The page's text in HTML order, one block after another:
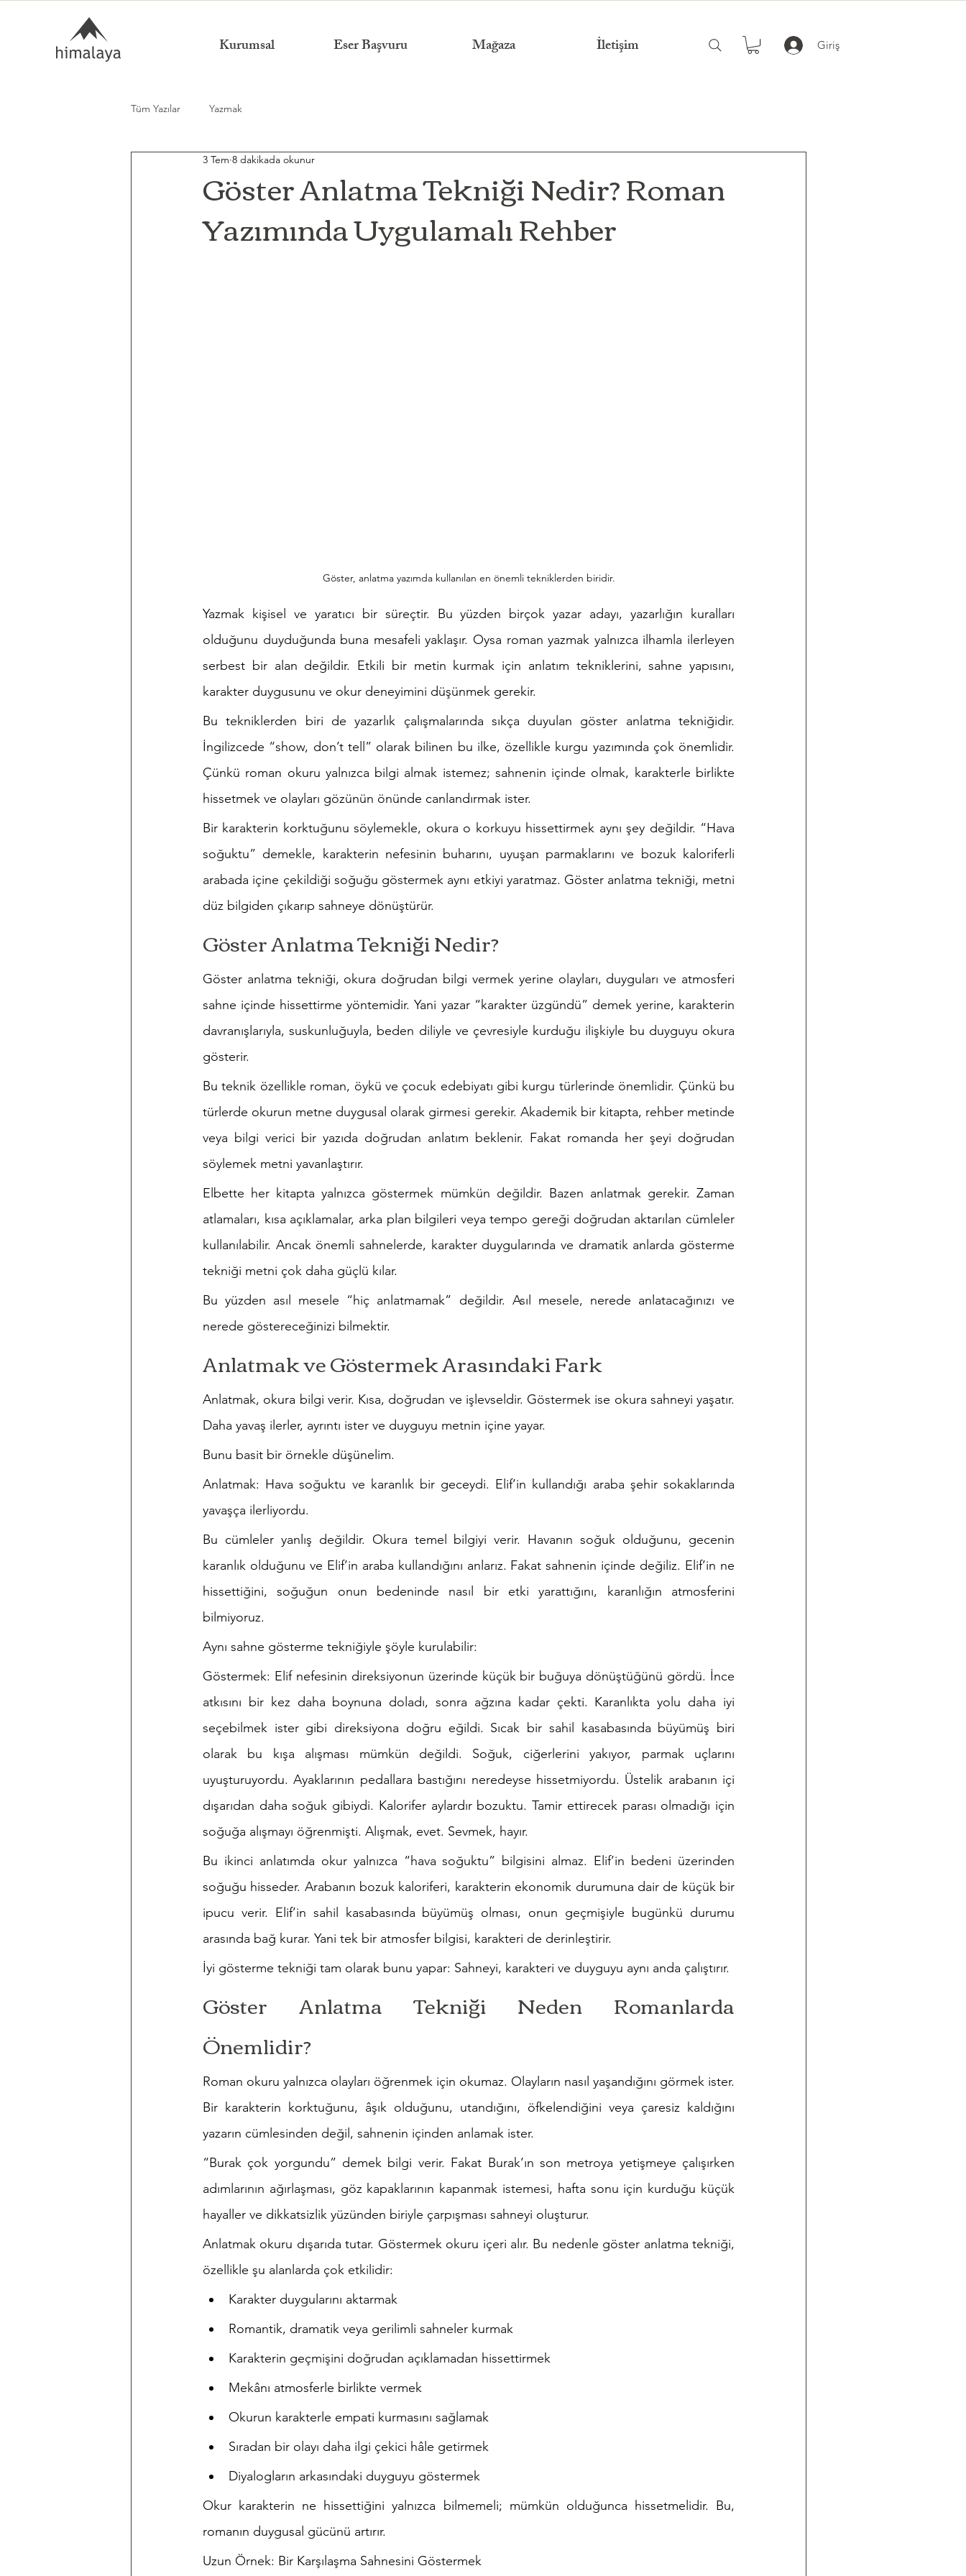
Kurumsal Eser Başvuru Mağaza İletişim Giriş
Tüm Yazılar Yazmak
Göster Anlatma Tekniği Nedir? Roman
Yazımında Uygulamalı Rehber
3 Tem 8 dakikada okunur
Göster, anlatma yazımda kullanılan en önemli tekniklerden biridir.
Yazmak kişisel ve yaratıcı bir süreçtir. Bu yüzden birçok yazar adayı, yazarlığın kuralları
olduğunu duyduğunda buna mesafeli yaklaşır. Oysa roman yazmak yalnızca ilhamla ilerleyen
serbest bir alan değildir. Etkili bir metin kurmak için anlatım tekniklerini, sahne yapısını,
karakter duygusunu ve okur deneyimini düşünmek gerekir.
Bu tekniklerden biri de yazarlık çalışmalarında sıkça duyulan göster anlatma tekniğidir.
İngilizcede “show, don’t tell” olarak bilinen bu ilke, özellikle kurgu yazımında çok önemlidir.
Çünkü roman okuru yalnızca bilgi almak istemez; sahnenin içinde olmak, karakterle birlikte
hissetmek ve olayları gözünün önünde canlandırmak ister.
Bir karakterin korktuğunu söylemekle, okura o korkuyu hissettirmek aynı şey değildir. “Hava
soğuktu” demekle, karakterin nefesinin buharını, uyuşan parmaklarını ve bozuk kaloriferli
arabada içine çekildiği soğuğu göstermek aynı etkiyi yaratmaz. Göster anlatma tekniği, metni
düz bilgiden çıkarıp sahneye dönüştürür.
Göster Anlatma Tekniği Nedir?
Göster anlatma tekniği, okura doğrudan bilgi vermek yerine olayları, duyguları ve atmosferi
sahne içinde hissettirme yöntemidir. Yani yazar “karakter üzgündü” demek yerine, karakterin
davranışlarıyla, suskunluğuyla, beden diliyle ve çevresiyle kurduğu ilişkiyle bu duyguyu okura
gösterir.
Bu teknik özellikle roman, öykü ve çocuk edebiyatı gibi kurgu türlerinde önemlidir. Çünkü bu
türlerde okurun metne duygusal olarak girmesi gerekir. Akademik bir kitapta, rehber metinde
veya bilgi verici bir yazıda doğrudan anlatım beklenir. Fakat romanda her şeyi doğrudan
söylemek metni yavanlaştırır.
Elbette her kitapta yalnızca göstermek mümkün değildir. Bazen anlatmak gerekir. Zaman
atlamaları, kısa açıklamalar, arka plan bilgileri veya tempo gereği doğrudan aktarılan cümleler
kullanılabilir. Ancak önemli sahnelerde, karakter duygularında ve dramatik anlarda gösterme
tekniği metni çok daha güçlü kılar.
Bu yüzden asıl mesele “hiç anlatmamak” değildir. Asıl mesele, nerede anlatacağınızı ve
nerede göstereceğinizi bilmektir.
Anlatmak ve Göstermek Arasındaki Fark
Anlatmak, okura bilgi verir. Kısa, doğrudan ve işlevseldir. Göstermek ise okura sahneyi yaşatır.
Daha yavaş ilerler, ayrıntı ister ve duyguyu metnin içine yayar.
Bunu basit bir örnekle düşünelim.
Anlatmak: Hava soğuktu ve karanlık bir geceydi. Elif’in kullandığı araba şehir sokaklarında
yavaşça ilerliyordu.
Bu cümleler yanlış değildir. Okura temel bilgiyi verir. Havanın soğuk olduğunu, gecenin
karanlık olduğunu ve Elif’in araba kullandığını anlarız. Fakat sahnenin içinde değiliz. Elif’in ne
hissettiğini, soğuğun onun bedeninde nasıl bir etki yarattığını, karanlığın atmosferini
bilmiyoruz.
Aynı sahne gösterme tekniğiyle şöyle kurulabilir:
Göstermek: Elif nefesinin direksiyonun üzerinde küçük bir buğuya dönüştüğünü gördü. İnce
atkısını bir kez daha boynuna doladı, sonra ağzına kadar çekti. Karanlıkta yolu daha iyi
seçebilmek ister gibi direksiyona doğru eğildi. Sıcak bir sahil kasabasında büyümüş biri
olarak bu kışa alışması mümkün değildi. Soğuk, ciğerlerini yakıyor, parmak uçlarını
uyuşturuyordu. Ayaklarının pedallara bastığını neredeyse hissetmiyordu. Üstelik arabanın içi
dışarıdan daha soğuk gibiydi. Kalorifer aylardır bozuktu. Tamir ettirecek parası olmadığı için
soğuğa alışmayı öğrenmişti. Alışmak, evet. Sevmek, hayır.
Bu ikinci anlatımda okur yalnızca “hava soğuktu” bilgisini almaz. Elif’in bedeni üzerinden
soğuğu hisseder. Arabanın bozuk kaloriferi, karakterin ekonomik durumuna dair de küçük bir
ipucu verir. Elif’in sahil kasabasında büyümüş olması, onun geçmişiyle bugünkü durumu
arasında bağ kurar. Yani tek bir atmosfer bilgisi, karakteri de derinleştirir.
İyi gösterme tekniği tam olarak bunu yapar: Sahneyi, karakteri ve duyguyu aynı anda çalıştırır.
Göster Anlatma Tekniği Neden Romanlarda
Önemlidir?
Roman okuru yalnızca olayları öğrenmek için okumaz. Olayların nasıl yaşandığını görmek ister.
Bir karakterin korktuğunu, âşık olduğunu, utandığını, öfkelendiğini veya çaresiz kaldığını
yazarın cümlesinden değil, sahnenin içinden anlamak ister.
“Burak çok yorgundu” demek bilgi verir. Fakat Burak’ın son metroya yetişmeye çalışırken
adımlarının ağırlaşması, göz kapaklarının kapanmak istemesi, hafta sonu için kurduğu küçük
hayaller ve dikkatsizlik yüzünden biriyle çarpışması sahneyi oluşturur.
Anlatmak okuru dışarıda tutar. Göstermek okuru içeri alır. Bu nedenle göster anlatma tekniği,
özellikle şu alanlarda çok etkilidir:
Karakter duygularını aktarmak
Romantik, dramatik veya gerilimli sahneler kurmak
Karakterin geçmişini doğrudan açıklamadan hissettirmek
Mekânı atmosferle birlikte vermek
Okurun karakterle empati kurmasını sağlamak
Sıradan bir olayı daha ilgi çekici hâle getirmek
Diyalogların arkasındaki duyguyu göstermek
Okur karakterin ne hissettiğini yalnızca bilmemeli; mümkün olduğunca hissetmelidir. Bu,
romanın duygusal gücünü artırır.
Uzun Örnek: Bir Karşılaşma Sahnesini Göstermek